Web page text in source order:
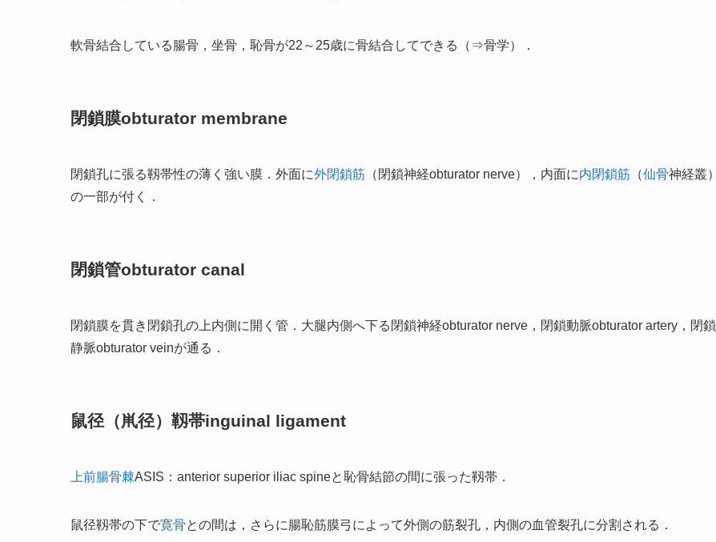
軟骨結合している腸骨，坐骨，恥骨が22～25歳に骨結合してできる（⇒骨学）．
閉鎖膜obturator membrane
閉鎖孔に張る靱帯性の薄く強い膜．外面に外閉鎖筋 （閉鎖神経obturator nerve），内面に内閉鎖筋 （仙骨神経叢）
の一部が付く．
閉鎖管obturator canal
閉鎖膜を貫き閉鎖孔の上内側に開く管．大腿内側へ下る閉鎖神経obturator nerve，閉鎖動脈obturator artery，閉鎖
静脈obturator veinが通る．
鼠径（鼡径）靱帯inguinal ligament
上前腸骨棘ASIS：anterior superior iliac spineと恥骨結節の間に張った靱帯．
鼠径靱帯の下で寛骨との間は，さらに腸恥筋膜弓によって外側の筋裂孔，内側の血管裂孔に分割される．